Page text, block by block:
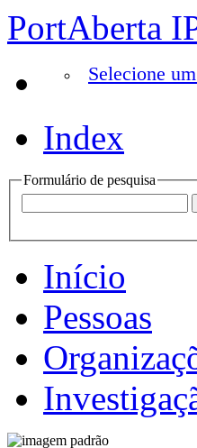
PortAberta
Selecione
Index
Formulário de pesquisa
Início
Pessoas